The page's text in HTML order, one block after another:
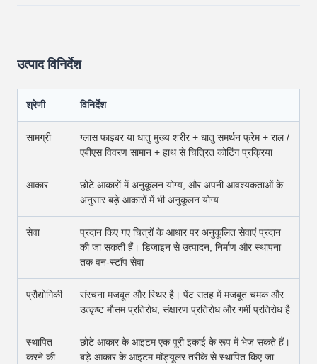
उत्पाद विनिर्देश
श्रेणी विनिर्देश
सामग्री
ग्लास फाइबर या धातु मुख्य शरीर + धातु समर्थन फ्रेम + राल /
एबीएस विवरण सामान + हाथ से चित्रित कोटिंग प्रक्रिया
आकार
छोटे आकारों में अनुकूलन योग्य, और अपनी आवश्यकताओं के
अनुसार बड़े आकारों में भी अनुकूलन योग्य
सेवा
प्रदान किए गए चित्रों के आधार पर अनुकूलित सेवाएं प्रदान
की जा सकती हैं। डिजाइन से उत्पादन, निर्माण और स्थापना
तक वन-स्टॉप सेवा
प्रौद्योगिकी
संरचना मजबूत और स्थिर है। पेंट सतह में मजबूत चमक और
उत्कृष्ट मौसम प्रतिरोध, संक्षारण प्रतिरोध और गर्मी प्रतिरोध है
स्थापित
करने की
छोटे आकार के आइटम एक पूरी इकाई के रूप में भेज सकते हैं।
बड़े आकार के आइटम मॉड्यूलर तरीके से स्थापित किए जा